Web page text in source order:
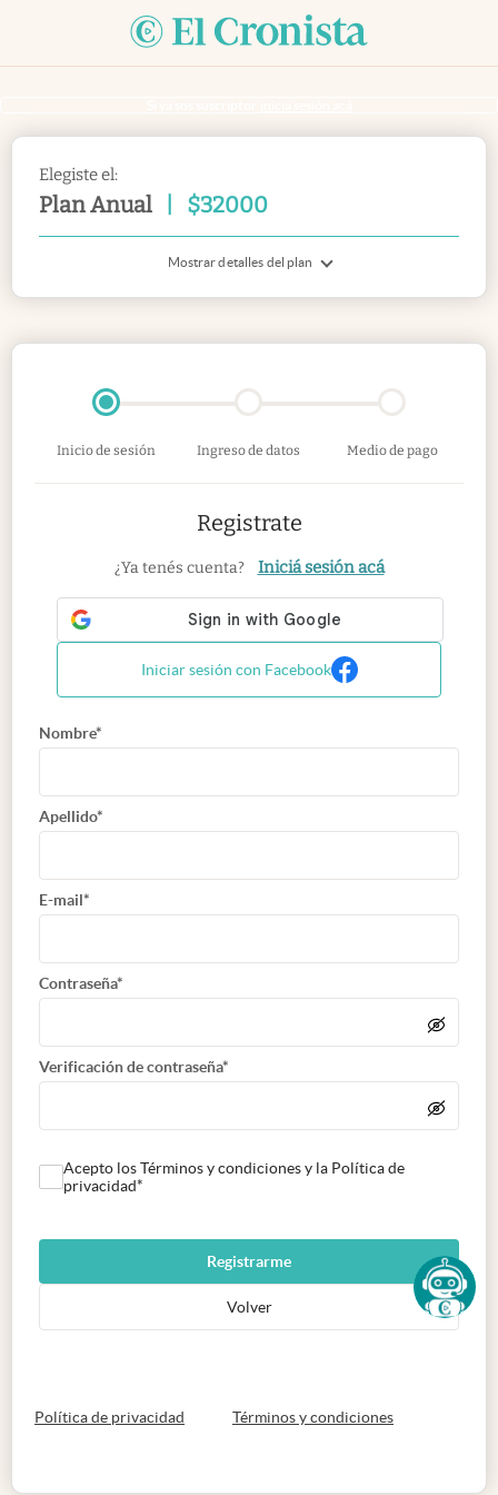
Elegiste el:
Plan Anual $32000
Mostrar detalles del plan
Inicio de sesión Ingreso de datos Medio de pago
Registrate
¿Ya tenés cuenta? Iniciá sesión acá
Iniciar sesión con Facebook
Nombre*
Apellido*
E-mail*
Contraseña*
Verificación de contraseña*
Acepto los Términos y condiciones y la Política de
privacidad*
Registrarme
Volver
Política de privacidad abre en nueva pestaña
Términos y condicionesabre en nueva